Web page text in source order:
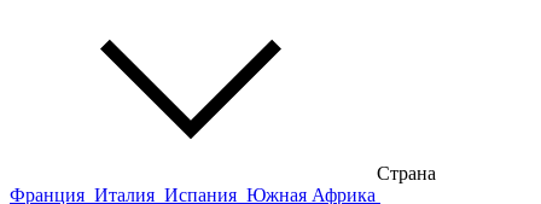
Страна
Франция Италия Испания Южная Африка